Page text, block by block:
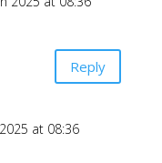
Reply
at 08:36